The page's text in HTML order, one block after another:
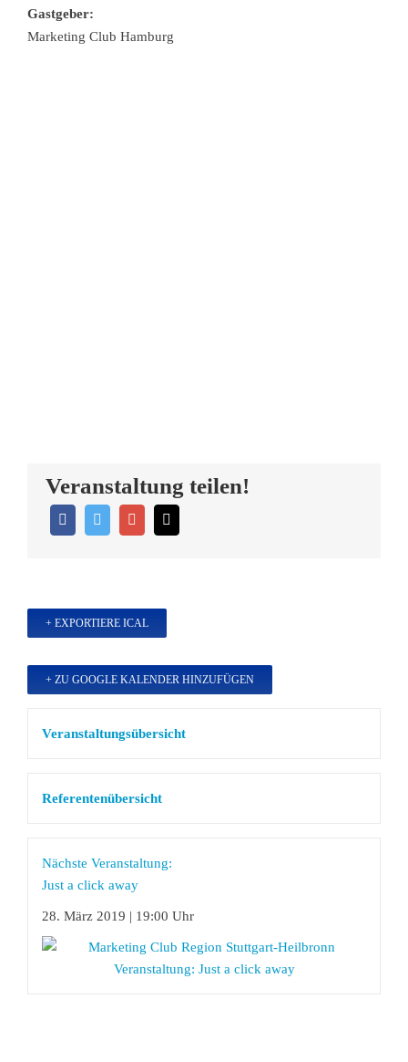
Gastgeber:
Marketing Club Hamburg
Veranstaltung teilen!
+ EXPORTIERE ICAL
+ ZU GOOGLE KALENDER HINZUFÜGEN
Veranstaltungsübersicht
Referentenübersicht
Nächste Veranstaltung:
Just a click away
28. März 2019 | 19:00 Uhr